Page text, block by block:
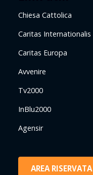
Chiesa Cattolica
Caritas Internationalis
Caritas Europa
Avvenire
Tv2000
InBlu2000
Agensir
AREA RISERVATA